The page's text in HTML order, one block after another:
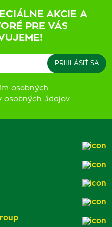
AKCIE A
PRE VÁS
osobných
osobných údajov.